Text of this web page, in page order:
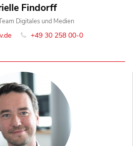
Findorff
Digitales und Medien
+49 30 258 00-0